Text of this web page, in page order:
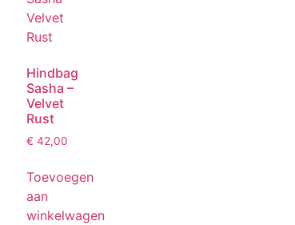
Hindbag
Sasha –
Velvet
Rust
€ 42,00
Toevoegen
aan
winkelwagen